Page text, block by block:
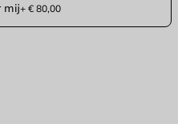
mij+ € 80,00